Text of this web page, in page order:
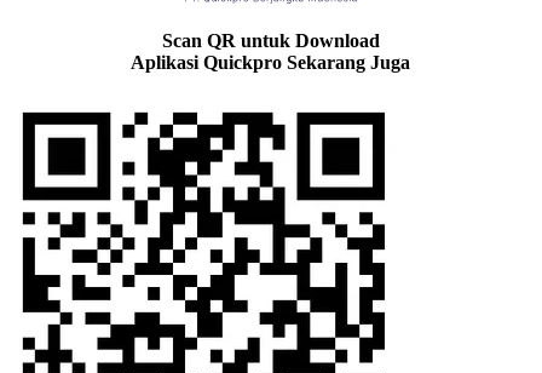
Scan QR untuk Download
Aplikasi Quickpro Sekarang Juga